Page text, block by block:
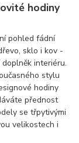
hodiny
pohled fádní
sklo i kov -
interiéru.
stylu
hodiny
přednost
se třpytivými
velikostech i